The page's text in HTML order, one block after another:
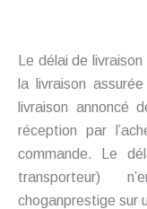
Le délai de
la livraison
livraison
réception par
commande. Le
transporteur)
choganprestige sur